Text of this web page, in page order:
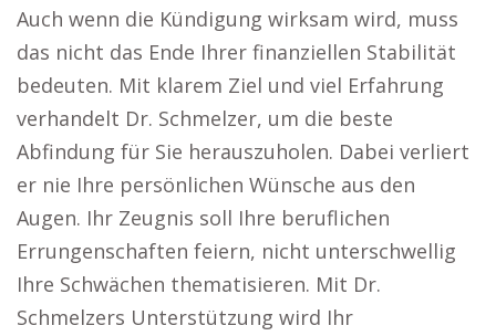
Auch wenn die Kündigung wirksam wird, muss
das nicht das Ende Ihrer finanziellen Stabilität
bedeuten. Mit klarem Ziel und viel Erfahrung
verhandelt Dr. Schmelzer, um die beste
Abfindung für Sie herauszuholen. Dabei verliert
er nie Ihre persönlichen Wünsche aus den
Augen. Ihr Zeugnis soll Ihre beruflichen
Errungenschaften feiern, nicht unterschwellig
Ihre Schwächen thematisieren. Mit Dr.
Schmelzers Unterstützung wird Ihr